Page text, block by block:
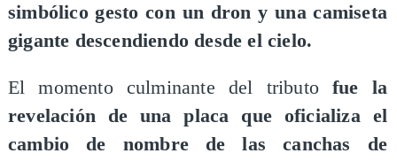
simbólico gesto con un dron y una camiseta
gigante descendiendo desde el cielo.
El momento culminante del tributofue la
revelación de una placa que oficializa el
cambio de nombre de las canchas de